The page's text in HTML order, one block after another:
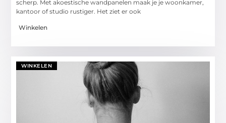
scherp. Met akoestische wandpanelen maak je je woonkamer,
kantoor of studio rustiger. Het ziet er ook
Winkelen
WINKELEN